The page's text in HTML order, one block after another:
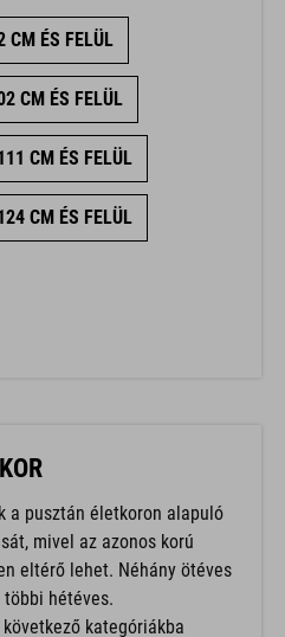
CM ÉS FELÜL
CM ÉS FELÜL
CM ÉS FELÜL
CM ÉS FELÜL
KOR
a pusztán életkoron alapuló
mivel az azonos korú
eltérő lehet. Néhány ötéves
hétéves.
kategóriákba